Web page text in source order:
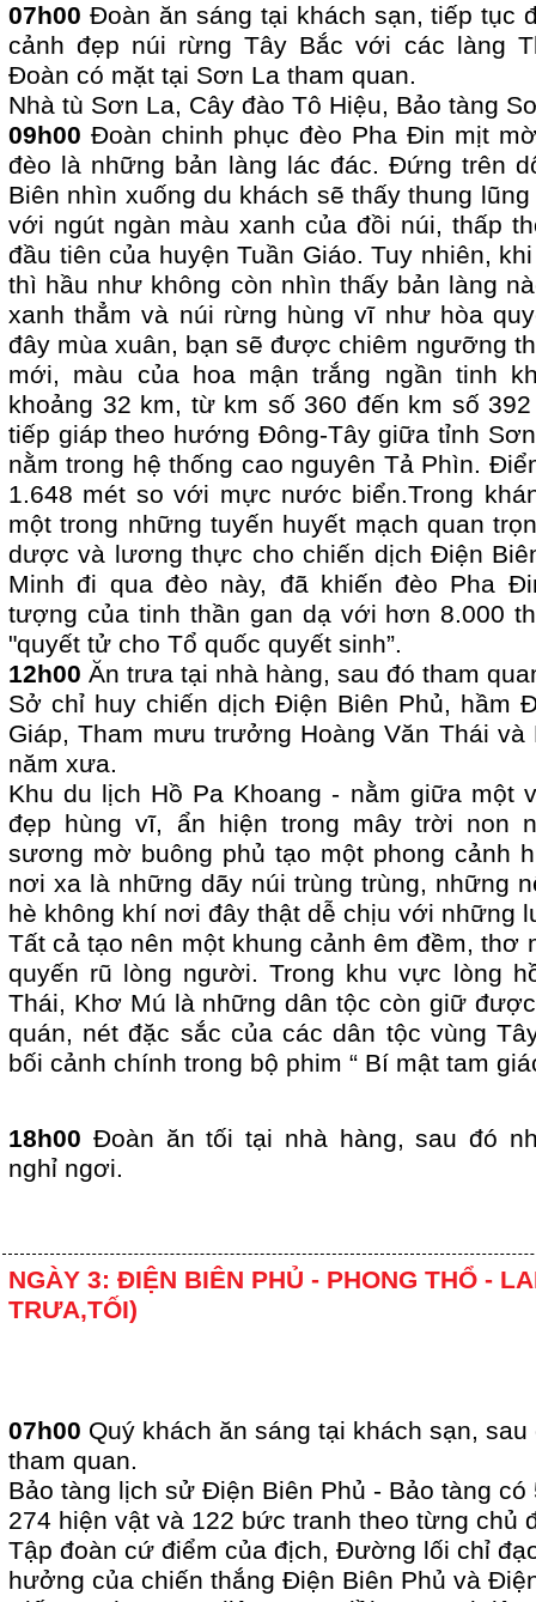
07h00 Đoàn ăn sáng tại khách sạn, tiếp tục
cảnh đẹp núi rừng Tây Bắc với các làng
Đoàn có mặt tại Sơn La tham quan.
Nhà tù Sơn La, Cây đào Tô Hiệu, Bảo tàng
09h00 Đoàn chinh phục đèo Pha Đin mịt
đèo là những bản làng lác đác. Đứng trên
Biên nhìn xuống du khách sẽ thấy thung
với ngút ngàn màu xanh của đồi núi, thấp
đầu tiên của huyện Tuần Giáo. Tuy nhiên,
thì hầu như không còn nhìn thấy bản làng
xanh thẳm và núi rừng hùng vĩ như hòa
đây mùa xuân, bạn sẽ được chiêm ngưỡng
mới, màu của hoa mận trắng ngần tinh
khoảng 32 km, từ km số 360 đến km số
tiếp giáp theo hướng Đông-Tây giữa tỉnh
nằm trong hệ thống cao nguyên Tả Phìn.
1.648 mét so với mực nước biển.Trong
một trong những tuyến huyết mạch quan
dược và lương thực cho chiến dịch Điện
Minh đi qua đèo này, đã khiến đèo Pha
tượng của tinh thần gan dạ với hơn 8.000
"quyết tử cho Tổ quốc quyết sinh”.
12h00 Ăn trưa tại nhà hàng, sau đó tham
Sở chỉ huy chiến dịch Điện Biên Phủ, hầm
Giáp, Tham mưu trưởng Hoàng Văn Thái
năm xưa.
Khu du lịch Hồ Pa Khoang - nằm giữa một
đẹp hùng vĩ, ẩn hiện trong mây trời non
sương mờ buông phủ tạo một phong cảnh
nơi xa là những dãy núi trùng trùng, những
hè không khí nơi đây thật dễ chịu với những
Tất cả tạo nên một khung cảnh êm đềm, thơ
quyến rũ lòng người. Trong khu vực lòng
Thái, Khơ Mú là những dân tộc còn giữ
quán, nét đặc sắc của các dân tộc vùng
bối cảnh chính trong bộ phim “ Bí mật tam
18h00 Đoàn ăn tối tại nhà hàng, sau đó
nghỉ ngơi.
NGÀY 3: ĐIỆN BIÊN PHỦ - PHONG THỔ -
TRƯA,TỐI)
07h00 Quý khách ăn sáng tại khách sạn,
tham quan.
Bảo tàng lịch sử Điện Biên Phủ - Bảo tàng
274 hiện vật và 122 bức tranh theo từng chủ
Tập đoàn cứ điểm của địch, Đường lối chỉ
hưởng của chiến thắng Điện Biên Phủ và